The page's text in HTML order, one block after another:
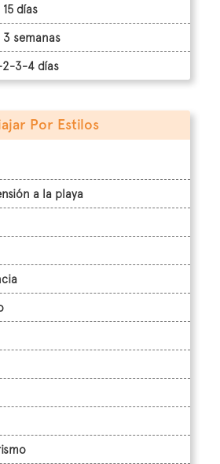
días
semanas
2-3-4 días
Por Estilos
a la playa